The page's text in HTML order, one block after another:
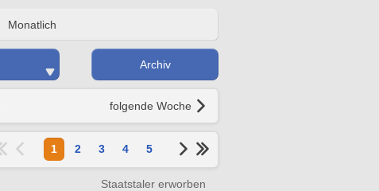
Monatlich
Archiv
folgende Woche
1 2 3 4 5
Staatstaler erworben